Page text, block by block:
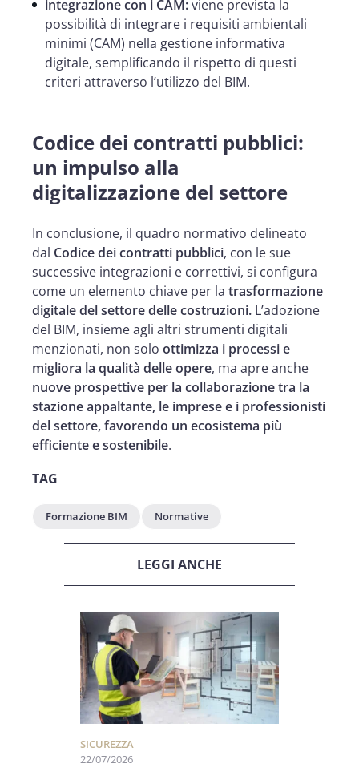
integrazione con i CAM:viene prevista la
possibilità di integrare i requisiti ambientali
minimi (CAM) nella gestione informativa
digitale, semplificando il rispetto di questi
criteri attraverso l’utilizzo del BIM.
Codice dei contratti pubblici:
un impulso alla
digitalizzazione del settore
In conclusione, il quadro normativo delineato
dal Codice dei contratti pubblici, con le sue
successive integrazioni e correttivi, si configura
come un elemento chiave per la trasformazione
digitale del settore delle costruzioni. L’adozione
del BIM, insieme agli altri strumenti digitali
menzionati, non solo ottimizza i processi e
migliora la qualità delle opere, ma apre anche
nuove prospettive per la collaborazione tra la
stazione appaltante, le imprese e i professionisti
del settore, favorendo un ecosistema più
efficiente e sostenibile.
TAG
Formazione BIM Normative
LEGGI ANCHE
SICUREZZA
22/07/2026